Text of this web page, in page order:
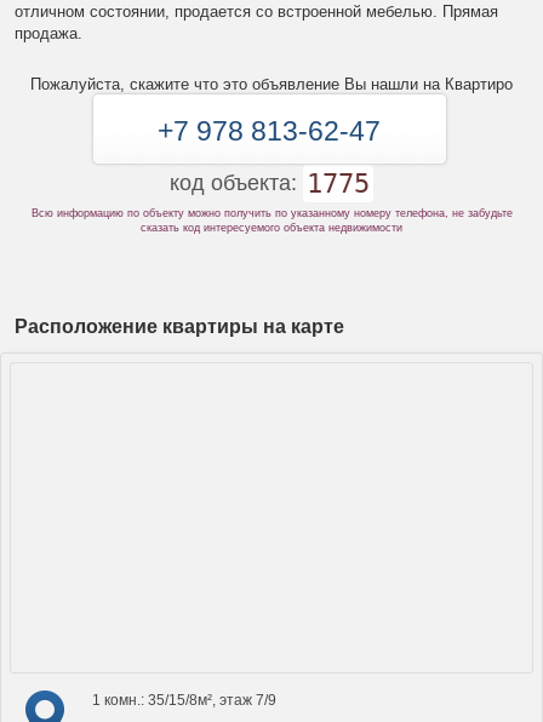
отличном состоянии, продается со встроенной мебелью. Прямая
продажа.
Пожалуйста, скажите что это объявление Вы нашли на Квартиро
+7 978 813-62-47
код объекта: 1775
Всю информацию по объекту можно получить по указанному номеру телефона, не забудьте
сказать код интересуемого объекта недвижимости
Расположение квартиры на карте
1 комн.: 35/15/8м², этаж 7/9